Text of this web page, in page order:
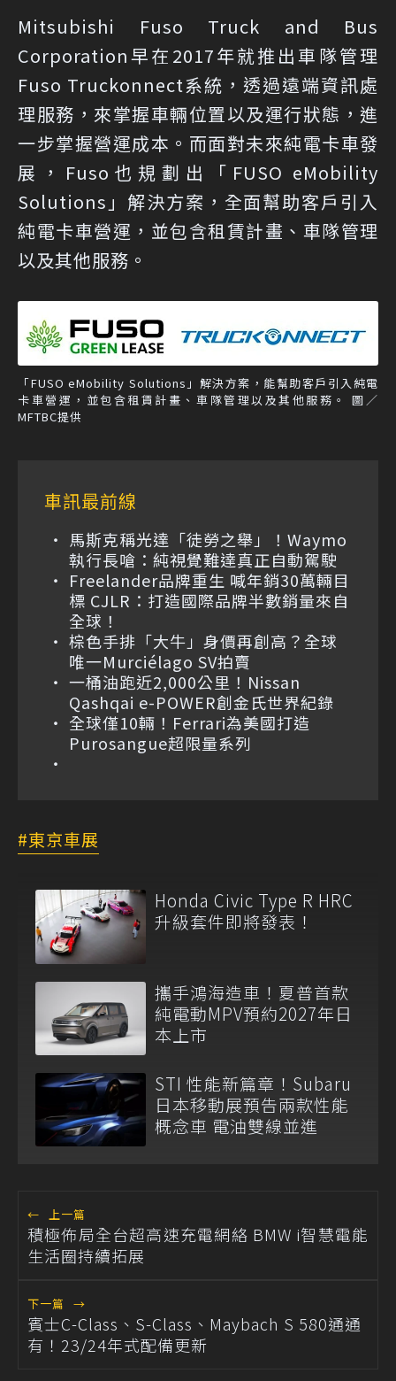
Mitsubishi Fuso Truck and Bus
Corporation早在2017年就推出車隊管理
Fuso Truckonnect系統，透過遠端資訊處
理服務，來掌握車輛位置以及運行狀態，進
一步掌握營運成本。而面對未來純電卡車發
展，Fuso也規劃出「FUSO eMobility
Solutions」解決方案，全面幫助客戶引入
純電卡車營運，並包含租賃計畫、車隊管理
以及其他服務。
「FUSO eMobility Solutions」解決方案，能幫助客戶引入純電
卡車營運，並包含租賃計畫、車隊管理以及其他服務。 圖／
MFTBC提供
車訊最前線
馬斯克稱光達「徒勞之舉」！Waymo
執行長嗆：純視覺難達真正自動駕駛
Freelander品牌重生 喊年銷30萬輛目
標 CJLR：打造國際品牌半數銷量來自
全球！
棕色手排「大牛」身價再創高？全球
唯一Murciélago SV拍賣
一桶油跑近2,000公里！Nissan
Qashqai e-POWER創金氏世界紀錄
全球僅10輛！Ferrari為美國打造
Purosangue超限量系列
東京車展
Honda Civic Type R HRC
升級套件即將發表！
攜手鴻海造車！夏普首款
純電動MPV預約2027年日
本上市
STI 性能新篇章！Subaru
日本移動展預告兩款性能
概念車 電油雙線並進
← 上一篇
積極佈局全台超高速充電網絡 BMW i智慧電能
生活圈持續拓展
下一篇 →
賓士C-Class、S-Class、Maybach S 580通通
有！23/24年式配備更新